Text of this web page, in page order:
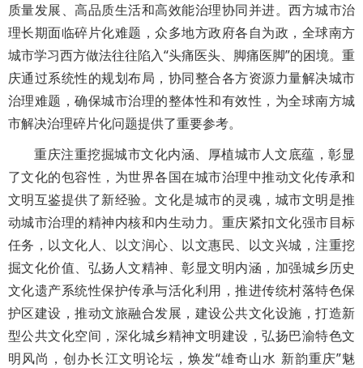
质量发展、高品质生活和高效能治理协同并进。西方城市治
理长期面临碎片化难题，众多地方政府各自为政，全球南方
城市学习西方做法往往陷入“头痛医头、脚痛医脚”的困境。重
庆通过系统性的规划布局，协同整合各方资源力量解决城市
治理难题，确保城市治理的整体性和有效性，为全球南方城
市解决治理碎片化问题提供了重要参考。
重庆注重挖掘城市文化内涵、厚植城市人文底蕴，彰显
了文化的包容性，为世界各国在城市治理中推动文化传承和
文明互鉴提供了新经验。文化是城市的灵魂，城市文明是推
动城市治理的精神内核和内生动力。重庆紧扣文化强市目标
任务，以文化人、以文润心、以文惠民、以文兴城，注重挖
掘文化价值、弘扬人文精神、彰显文明内涵，加强城乡历史
文化遗产系统性保护传承与活化利用，推进传统村落特色保
护区建设，推动文旅融合发展，建设公共文化设施，打造新
型公共文化空间，深化城乡精神文明建设，弘扬巴渝特色文
明风尚，创办长江文明论坛，焕发“雄奇山水 新韵重庆”魅